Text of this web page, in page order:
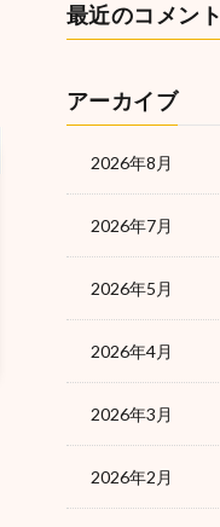
最近のコメント
アーカイブ
2026年8月
2026年7月
2026年5月
2026年4月
2026年3月
2026年2月